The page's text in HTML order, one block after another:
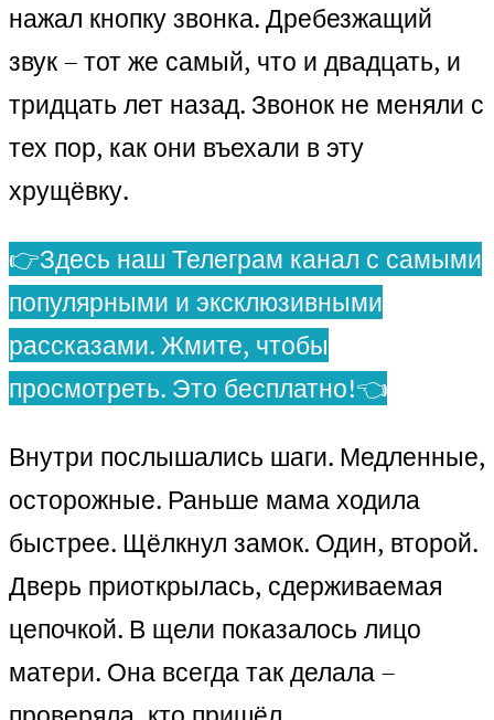
нажал кнопку звонка. Дребезжащий
звук – тот же самый, что и двадцать, и
тридцать лет назад. Звонок не меняли с
тех пор, как они въехали в эту
хрущёвку.
👉Здесь наш Телеграм канал с самыми
популярными и эксклюзивными
рассказами. Жмите, чтобы
просмотреть. Это бесплатно!👈
Внутри послышались шаги. Медленные,
осторожные. Раньше мама ходила
быстрее. Щёлкнул замок. Один, второй.
Дверь приоткрылась, сдерживаемая
цепочкой. В щели показалось лицо
матери. Она всегда так делала –